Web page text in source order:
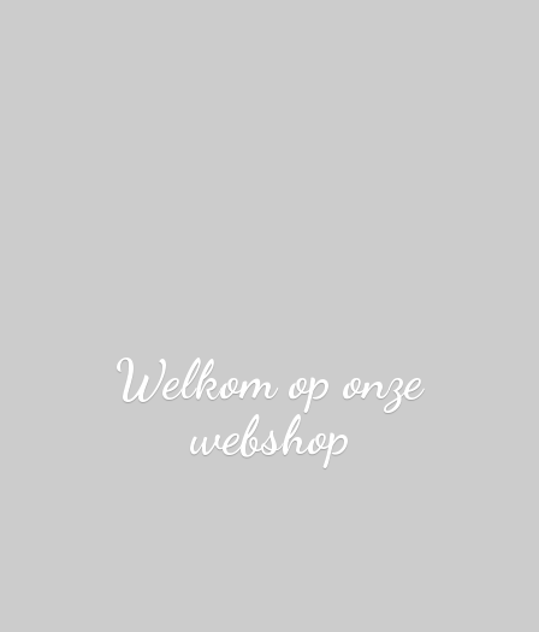
Welkom oponze
webshop